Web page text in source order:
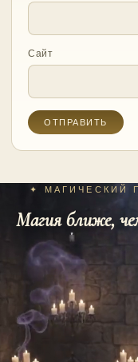
Сайт
✦ МАГИЧЕСКИЙ
Магия ближе,